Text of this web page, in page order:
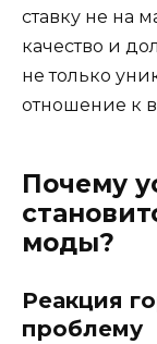
ставку не на
качество и
не только
отношение к
Почему
моды?
Реакция
проблему